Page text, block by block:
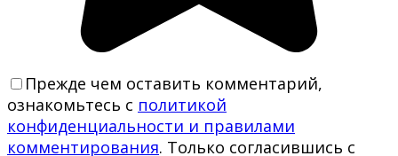
Прежде чем оставить комментарий,
ознакомьтесь с политикой
конфиденциальности и правилами
комментирования. Только согласившись с